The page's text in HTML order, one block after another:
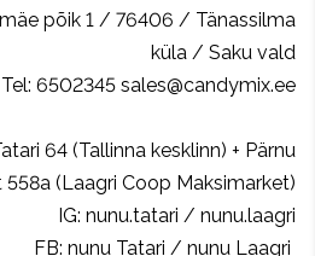
põik 1 / 76406 / Tänassilma
küla / Saku vald
Tel: 6502345 sales@candymix.ee
64 (Tallinna kesklinn) + Pärnu
558a (Laagri Coop Maksimarket)
IG: nunu.tatari / nunu.laagri
FB: nunu Tatari / nunu Laagri